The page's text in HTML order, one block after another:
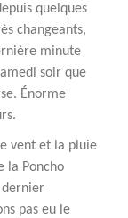
quelques
changeants,
minute
soir que
Énorme
vent et la pluie
la Poncho
dernier
pas eu le